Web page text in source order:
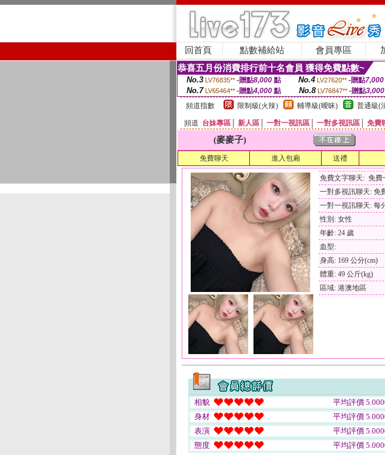
回首頁 點數補給站 會員專區
恭喜五月份消費排行前十名會員 獲得免費點數~
No.3 LV76835** -贈點8,000點 No.4 LV27620** -贈點7,000
No.7 LV65464** -贈點4,000 點 No.8 LV76847** -贈點3,000
頻道指數
限制級(火辣) 輔導級(曖昧) 普通級(
頻道 台妹專區 新人區 一對一視訊區 一對多視訊區 免費
(麥麥子)
免費聊天 進入包廂 送禮
免費文字聊天: 免費
一對多視訊聊天: 免
一對一視訊聊天: 每
性別: 女性
年齡: 24 歲
血型:
身高: 169 公分(cm)
體重: 49 公斤(kg)
區域: 港澳地區
相貌
平均評價
身材
平均評價
表演
平均評價
態度
平均評價